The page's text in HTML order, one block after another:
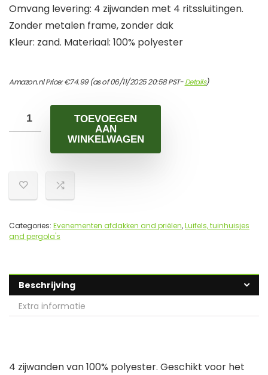
Omvang levering: 4 zijwanden met 4 ritssluitingen.
Zonder metalen frame, zonder dak
Kleur: zand. Materiaal: 100% polyester
Amazon.nl Price:€74.99(as of 06/11/2025 20:58 PST-Details)
TOEVOEGEN
AAN
WINKELWAGEN
Categories: Evenementen afdakken and priëlen,Luifels, tuinhuisjes
and pergola's
Beschrijving
Extra informatie
4 zijwanden van 100% polyester. Geschikt voor het